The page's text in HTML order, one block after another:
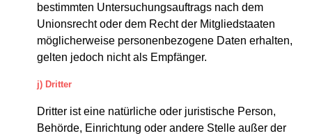
bestimmten Untersuchungsauftrags nach dem
Unionsrecht oder dem Recht der Mitgliedstaaten
möglicherweise personenbezogene Daten erhalten,
gelten jedoch nicht als Empfänger.
j) Dritter
Dritter ist eine natürliche oder juristische Person,
Behörde, Einrichtung oder andere Stelle außer der